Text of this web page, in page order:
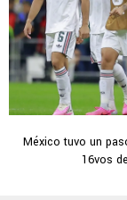
México tuvo un
16vos